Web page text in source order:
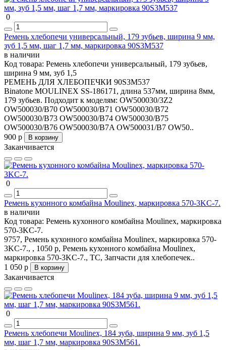
0
Ремень хлебопечи универсальный, 179 зубьев, ширина 9 мм,
зуб 1,5 мм, шаг 1,7 мм, маркировка 90S3M537
в наличии
Код товара: Ремень хлебопечи универсальный, 179 зубьев,
ширина 9 мм, зуб 1,5
РЕМЕНЬ ДЛЯ ХЛЕБОПЕЧКИ 90S3M537
Binatone MOULINEX SS-186171, длина 537мм, ширина 8мм,
179 зубьев. Подходит к моделям: OW500030/3Z2
OW500030/B70 OW500030/B71 OW500030/B72
OW500030/B73 OW500030/B74 OW500030/B75
OW500030/B76 OW500030/B7A OW500031/B7 OW50..
900 р
В корзину
Заканчивается
0
Ремень кухонного комбайна Moulinex, маркировка 570-3KC-7.
в наличии
Код товара: Ремень кухонного комбайна Moulinex, маркировка
570-3KC-7.
9757, Ремень кухонного комбайна Moulinex, маркировка 570-
3KC-7., , 1050 р, Ремень кухонного комбайна Moulinex,
маркировка 570-3KC-7., ТС, Запчасти для хлебопечек..
1 050 р
В корзину
Заканчивается
0
Ремень хлебопечи Moulinex, 184 зуба, ширина 9 мм, зуб 1,5
мм, шаг 1,7 мм, маркировка 90S3М561.